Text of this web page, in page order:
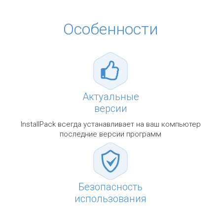
Особенности
Актуальные
версии
InstallPack всегда устанавливает на ваш компьютер
последние версии программ
Безопасность
использования